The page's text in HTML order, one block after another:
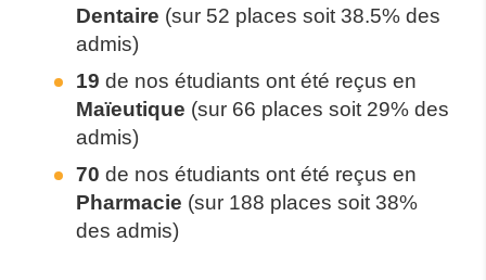
Dentaire (sur 52 places soit 38.5% des
admis)
19 de nos étudiants ont été reçus en
Maïeutique (sur 66 places soit 29% des
admis)
70 de nos étudiants ont été reçus en
Pharmacie (sur 188 places soit 38%
des admis)